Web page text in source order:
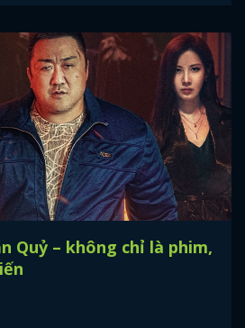
Quỷ – không chỉ là phim,